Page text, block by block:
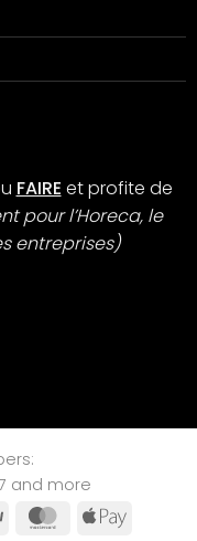
FAIRE et profite de
pour l’Horeca, le
entreprises)
and more
PayPal MasterCard
Apple